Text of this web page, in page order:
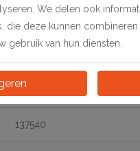
bovenprofiel met
137540
We delen ook
die deze kunnen
gebruik van hun diensten.